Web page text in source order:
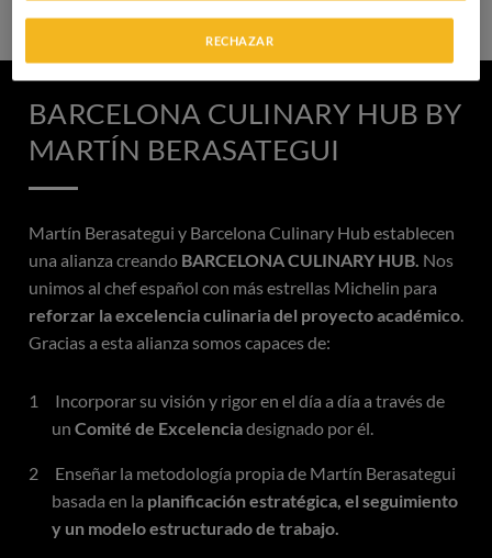
BARCELONA CULINARY HUB BY
MARTÍN BERASATEGUI
Martín Berasategui y Barcelona Culinary Hub establecen
una alianza creando BARCELONA CULINARY HUB. Nos
unimos al chef español con más estrellas Michelin para
reforzar la excelencia culinaria del proyecto académico
Gracias a esta alianza somos capaces de:
Incorporar su visión y rigor en el día a día a través de
un Comité de Excelenciadesignado por él.
Enseñar la metodología propia de Martín Berasategui
basada en la planificación estratégica, el seguimiento
y un modelo estructurado de trabajo.
RECHAZAR